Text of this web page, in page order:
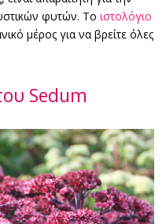
φυτών. Το ιστολόγιο
μέρος για να βρείτε όλες
Sedum